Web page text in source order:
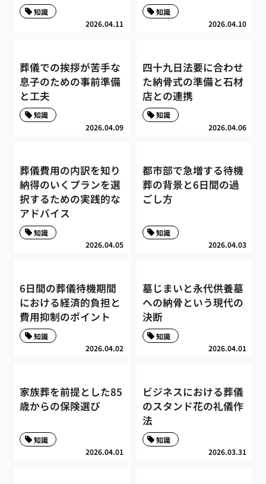
2026.04.11
知識
2026.04.10
知識
葬儀での挨拶が苦手な
息子のための事前準備
と工夫
2026.04.09
知識
四十九日法要に合わせ
た納骨式の準備と石材
店との連携
2026.04.06
知識
葬儀費用の内訳を知り
納得のいくプランを選
択するための実践的な
アドバイス
2026.04.05
知識
都市部で急増する待機
葬の背景と6日間の過
ごし方
2026.04.03
知識
6日間の葬儀待機期間
における経済的負担と
費用抑制のポイント
2026.04.02
知識
墓じまいと永代供養墓
への納骨という現代の
決断
2026.04.01
知識
家族葬を前提とした85
歳からの保険選び
2026.04.01
知識
ビジネスにおける葬儀
のスタンド花の礼儀作
法
2026.03.31
知識